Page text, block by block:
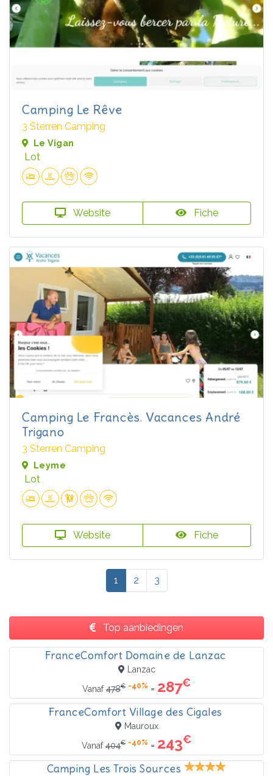
Camping Le Rêve
3 Sterren Camping
Le Vigan
Lot
Website Fiche
Camping Le Francès. Vacances André
Trigano
3 Sterren Camping
Leyme
Lot
Website Fiche
1 2 3
Top aanbiedingen
FranceComfort Domaine de Lanzac
Lanzac
Vanaf478€ -40% = 287€
FranceComfort Village des Cigales
Mauroux
Vanaf404€ -40% = 243€
Camping Les Trois Sources